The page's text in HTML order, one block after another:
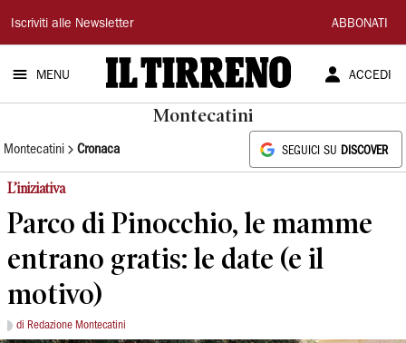
Il
Tirreno
Iscriviti alle Newsletter ABBONATI
MENU ACCEDI
Montecatini
Montecatini Cronaca SEGUICI SU DISCOVER
L’iniziativa
Parco di Pinocchio, le mamme
entrano gratis: le date (e il
motivo)
di Redazione Montecatini